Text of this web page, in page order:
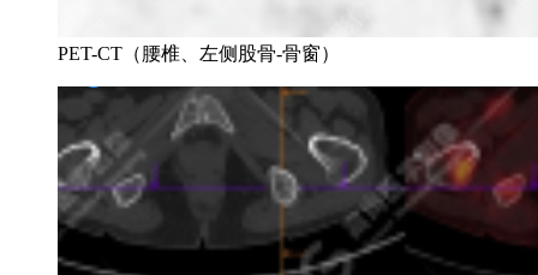
PET-CT（腰椎、左侧股骨-骨窗）